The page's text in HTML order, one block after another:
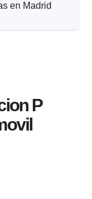
en Madrid
P